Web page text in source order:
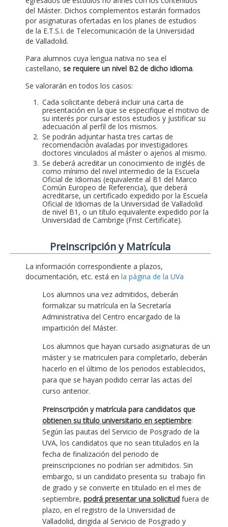
del Máster. Dichos complementos estarán formados
por asignaturas ofertadas en los planes de estudios
de la E.T.S.I. de Telecomunicación de la Universidad
de Valladolid.
Para alumnos cuya lengua nativa no sea el
castellano, se requiere un nivel B2 de dicho idioma.
Se valorarán en todos los casos:
Cada solicitante deberá incluir una carta de
presentación en la que se especifique el motivo de
su interés por cursar estos estudios y justificar su
adecuación al perfil de los mismos.
Se podrán adjuntar hasta tres cartas de
recomendación avaladas por investigadores
doctores vinculados al máster o ajenos al mismo.
Se deberá acreditar un conocimiento de inglés de
como mínimo del nivel intermedio de la Escuela
Oficial de Idiomas (equivalente al B1 del Marco
Común Europeo de Referencia), que deberá
acreditarse, un certificado expedido por la Escuela
Oficial de Idiomas de la Universidad de Valladolid
de nivel B1, o un título equivalente expedido por la
Universidad de Cambrige (Frist Certificate).
Preinscripción y Matrícula
La información correspondiente a plazos,
documentación, etc. está en la página de la UVa
Los alumnos una vez admitidos, deberán
formalizar su matrícula en la Secretaría
Administrativa del Centro encargado de la
impartición del Máster.
Los alumnos que hayan cursado asignaturas de un
máster y se matriculen para completarlo, deberán
hacerlo en el último de los periodos establecidos,
para que se hayan podido cerrar las actas del
curso anterior.
Preinscripción y matrícula para candidatos que
obtienen su título universitario en septiembre:
Según las pautas del Servicio de Posgrado de la
UVA, los candidatos que no sean titulados en la
fecha de finalización del periodo de
preinscripciones no podrían ser admitidos. Sin
embargo, si un candidato presenta su trabajo fin
de grado y se convierte en titulado en el mes de
septiembre, podrá presentar una solicitud fuera de
plazo, en el registro de la Universidad de
Valladolid, dirigida al Servicio de Posgrado y